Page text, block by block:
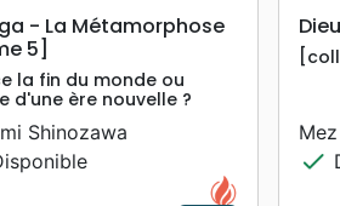
APERÇU RAPIDE
- La Métamorphose
5]
la fin du monde ou
d'une ère nouvelle ?
Shinozawa
check